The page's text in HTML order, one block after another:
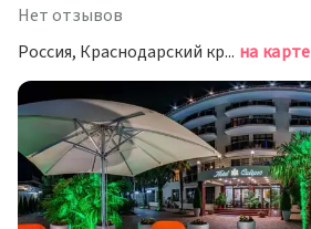
Нет отзывов
Россия, Краснодарский край, Сочи, жилой район Лазаревское, улица Калараша, 2 на карте